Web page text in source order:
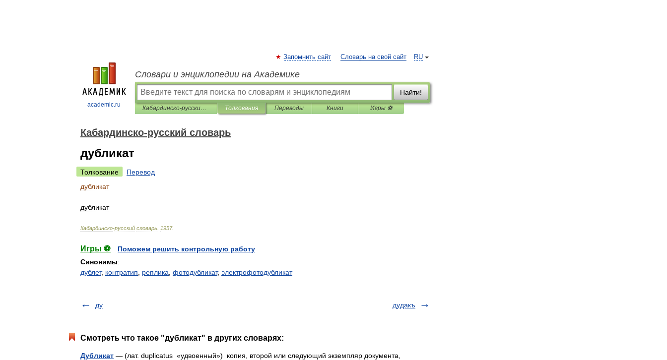
academic.ru
RU
Запомнить сайт Словарь на свой сайт
Словари и энциклопедии на Академике
Найти!
Кабардинско-русский словарь Толкования Переводы Книги Игры ⚽
Кабардинско-русский словарь
дубликат
Толкование
Перевод
дубликат
дубликат
Кабардинско-русский словарь 1957.
Игры ⚽
Поможем решить контрольную работу
Синонимы:
дублет, контратип реплика фотодубликат, электрофотодубликат
ду дудакъ
Смотреть что такое "дубликат" в других словарях:
Дубликат — (лат. duplicatus «удвоенный») копия, второй или следующий экземпляр документа,